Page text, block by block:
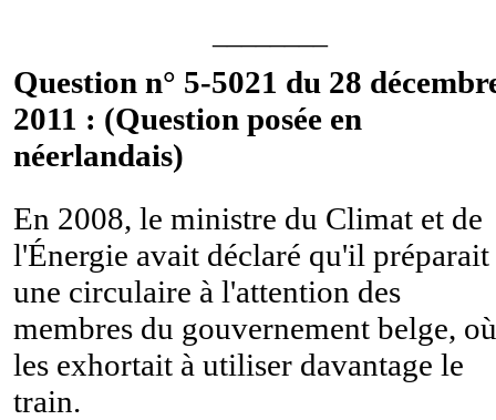
Question n° 5-5021 du 28
2011 : (Question posée en
néerlandais)
En 2008, le ministre du Climat et de
l'Énergie avait déclaré qu'il préparait
une circulaire à l'attention des
membres du gouvernement belge,
les exhortait à utiliser davantage le
train.